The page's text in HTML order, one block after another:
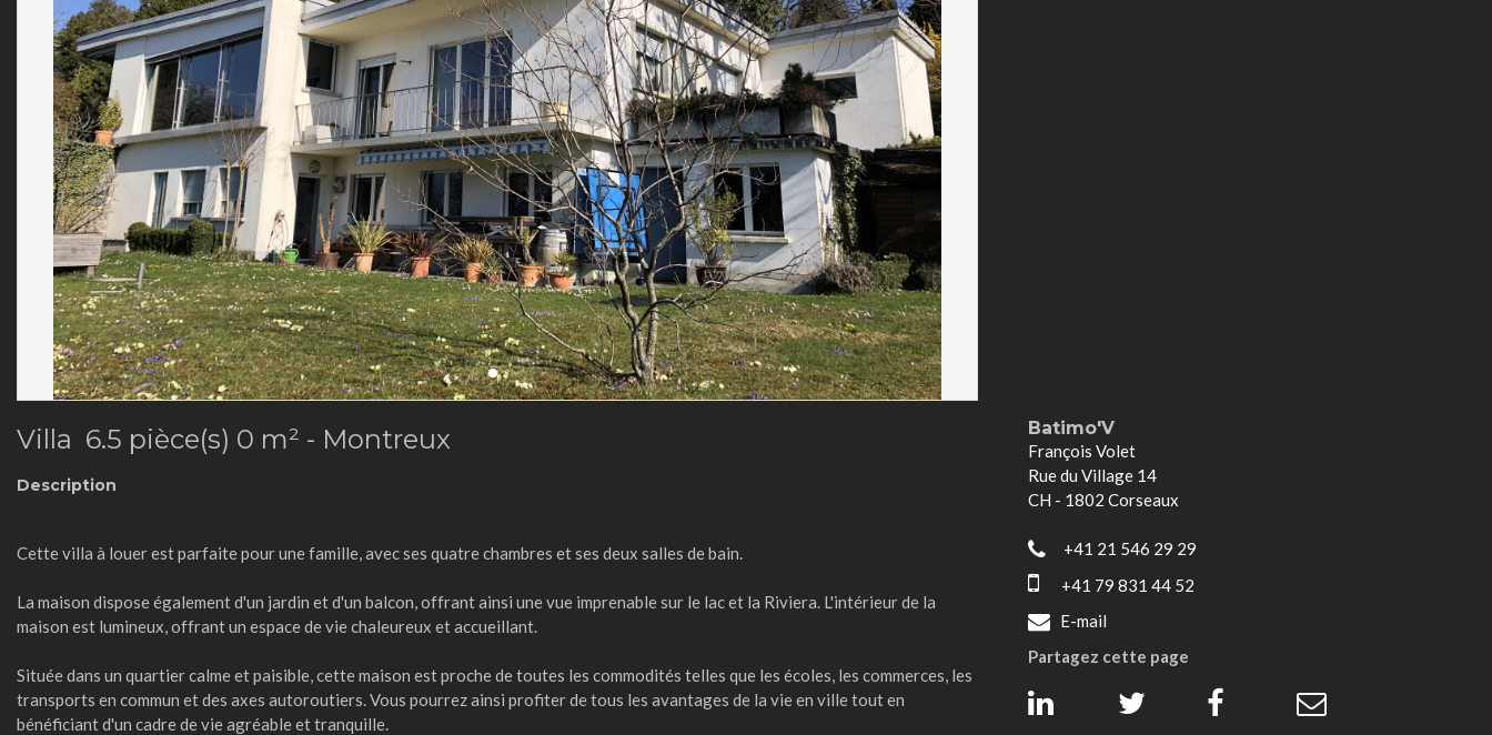
Villa 6.5 pièce(s) 0 m² - Montreux
Description
Cette villa à louer est parfaite pour une famille, avec ses quatre chambres et ses deux salles de bain.
La maison dispose également d'un jardin et d'un balcon, offrant ainsi une vue imprenable sur le lac et la Riviera. L'intérieur de la
maison est lumineux, offrant un espace de vie chaleureux et accueillant.
Située dans un quartier calme et paisible, cette maison est proche de toutes les commodités telles que les écoles, les commerces, les
transports en commun et des axes autoroutiers. Vous pourrez ainsi profiter de tous les avantages de la vie en ville tout en
bénéficiant d'un cadre de vie agréable et tranquille.
Batimo'V
François Volet
Rue du Village 14
CH - 1802 Corseaux
+41 21 546 29 29
+41 79 831 44 52
E-mail
Partagez cette page